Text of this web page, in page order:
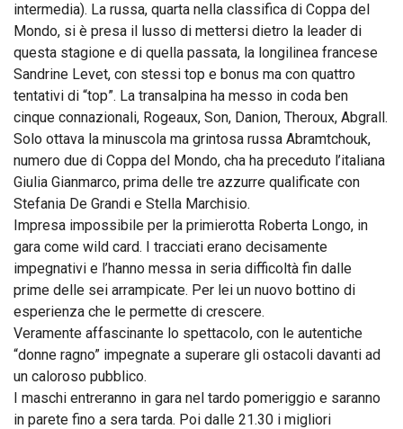
intermedia). La russa, quarta nella classifica di Coppa del
Mondo, si è presa il lusso di mettersi dietro la leader di
questa stagione e di quella passata, la longilinea francese
Sandrine Levet, con stessi top e bonus ma con quattro
tentativi di “top”. La transalpina ha messo in coda ben
cinque connazionali, Rogeaux, Son, Danion, Theroux, Abgrall.
Solo ottava la minuscola ma grintosa russa Abramtchouk,
numero due di Coppa del Mondo, cha ha preceduto l’italiana
Giulia Gianmarco, prima delle tre azzurre qualificate con
Stefania De Grandi e Stella Marchisio.
Impresa impossibile per la primierotta Roberta Longo, in
gara come wild card. I tracciati erano decisamente
impegnativi e l’hanno messa in seria difficoltà fin dalle
prime delle sei arrampicate. Per lei un nuovo bottino di
esperienza che le permette di crescere.
Veramente affascinante lo spettacolo, con le autentiche
“donne ragno” impegnate a superare gli ostacoli davanti ad
un caloroso pubblico.
I maschi entreranno in gara nel tardo pomeriggio e saranno
in parete fino a sera tarda. Poi dalle 21.30 i migliori